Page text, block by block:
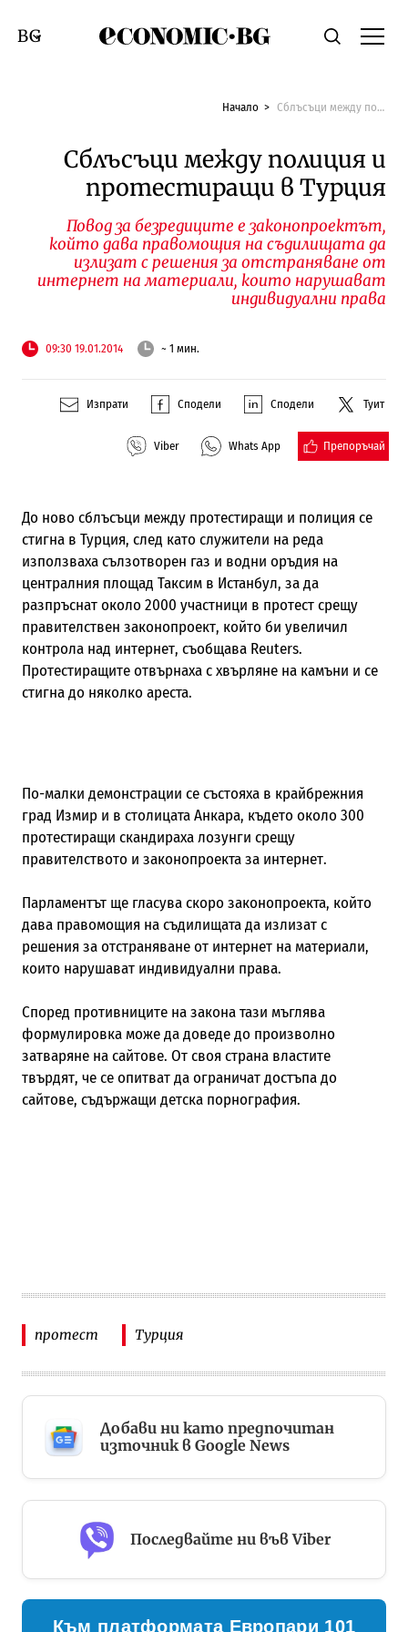
Economic.bgТърсене
Смяна на език
Начало Сблъсъци между полиция и протестиращи в Турция
Сблъсъци между полиция и
протестиращи в Турция
Повод за безредиците е законопроектът,
който дава правомощия на съдилищата да
излизат с решения за отстраняване от
интернет на материали, които нарушават
индивидуални права
09:30 19.01.2014 ~ 1 мин.
Изпрати Сподели Сподели Туит
Viber Whats App Препоръчай
До ново сблъсъци между протестиращи и полиция се
стигна в Турция, след като служители на реда
използваха сълзотворен газ и водни оръдия на
централния площад Таксим в Истанбул, за да
разпръснат около 2000 участници в протест срещу
правителствен законопроект, който би увеличил
контрола над интернет, съобщава Reuters.
Протестиращите отвърнаха с хвърляне на камъни и се
стигна до няколко ареста.
По-малки демонстрации се състояха в крайбрежния
град Измир и в столицата Анкара, където около 300
протестиращи скандираха лозунги срещу
правителството и законопроекта за интернет.
Парламентът ще гласува скоро законопроекта, който
дава правомощия на съдилищата да излизат с
решения за отстраняване от интернет на материали,
които нарушават индивидуални права.
Според противниците на закона тази мъглява
формулировка може да доведе до произволно
затваряне на сайтове. От своя страна властите
твърдят, че се опитват да ограничат достъпа до
сайтове, съдържащи детска порнография.
протест Турция
Добави ни като предпочитан
източник в Google News
Последвайте ни във Viber
Към платформата Европари 101